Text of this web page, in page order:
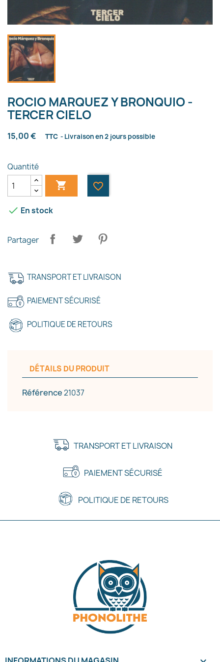
ROCIO MARQUEZ Y BRONQUIO -
TERCER CIELO
15,00 € TTC Livraison en 2 jours possible
Quantité
 favorite_border
 En stock
Partager
TRANSPORT ET LIVRAISON
PAIEMENT SÉCURISÉ
POLITIQUE DE RETOURS
DÉTAILS DU PRODUIT
Référence21037
TRANSPORT ET LIVRAISON
PAIEMENT SÉCURISÉ
POLITIQUE DE RETOURS